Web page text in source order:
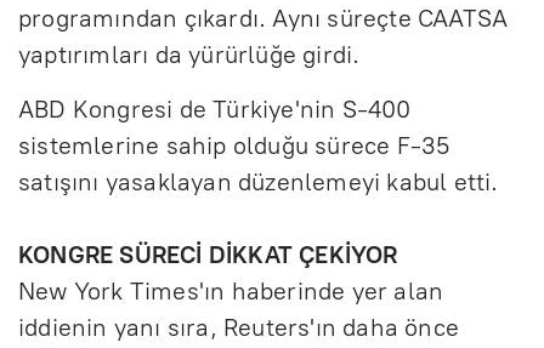
programından çıkardı. Aynı süreçte CAATSA
yaptırımları da yürürlüğe girdi.
ABD Kongresi de Türkiye'nin S-400
sistemlerine sahip olduğu sürece F-35
satışını yasaklayan düzenlemeyi kabul etti.
KONGRE SÜRECİ DİKKAT ÇEKİYOR
New York Times'ın haberinde yer alan
iddienin yanı sıra, Reuters'ın daha önce